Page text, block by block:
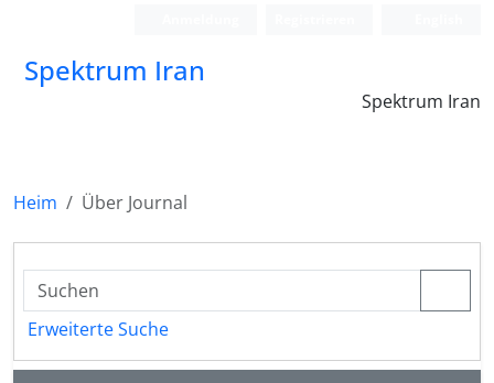
Spektrum Iran
Spektrum Iran
Heim Über Journal
Erweiterte Suche